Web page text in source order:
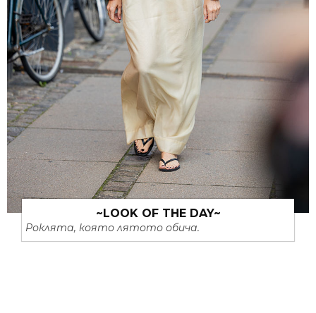
~LOOK OF THE DAY~
Роклята, която лятото обича.